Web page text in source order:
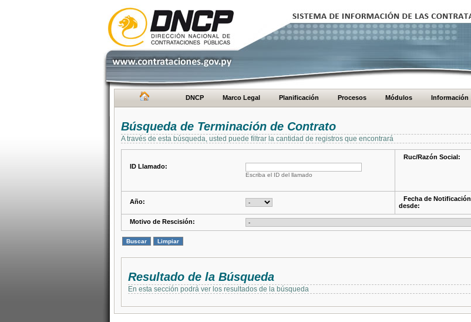
DNCP Marco Legal Planificación Procesos Módulos Información
Búsqueda de Terminación de Contrato
A través de esta búsqueda, usted puede filtrar la cantidad de registros que encontrará
ID Llamado:
Escriba el ID del llamado
Ruc/Razón Social:
Año:
Fecha de Notificación
desde:
Motivo de Rescisión:
Resultado de la Búsqueda
En esta sección podrá ver los resultados de la búsqueda